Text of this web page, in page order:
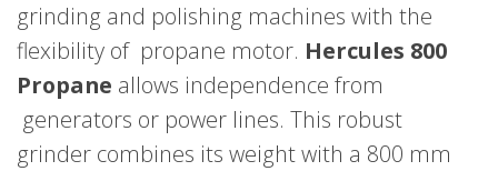
grinding and polishing machines with the
flexibility of propane motor. Hercules 800
Propane allows independence from
generators or power lines. This robust
grinder combines its weight with a 800 mm